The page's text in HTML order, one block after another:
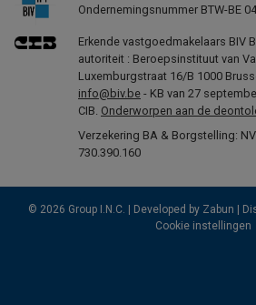
Ondernemingsnummer BTW-BE
Erkende vastgoedmakelaars BIV
autoriteit : Beroepsinstituut van
Luxemburgstraat 16/B 1000
info@biv.be - KB van 27
CIB. Onderworpen aan de
Verzekering BA & Borgstelling:
730.390.160
© 2026 Group I.N.C. | Developed by Zabun
Cookie instellingen